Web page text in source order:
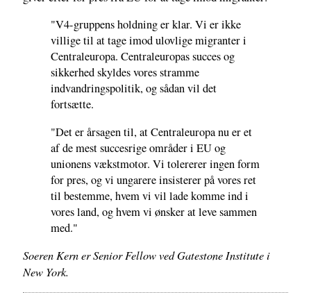
"V4-gruppens holdning er klar. Vi er ikke
villige til at tage imod ulovlige migranter i
Centraleuropa. Centraleuropas succes og
sikkerhed skyldes vores stramme
indvandringspolitik, og sådan vil det
fortsætte.
"Det er årsagen til, at Centraleuropa nu er et
af de mest succesrige områder i EU og
unionens vækstmotor. Vi tolererer ingen form
for pres, og vi ungarere insisterer på vores ret
til bestemme, hvem vi vil lade komme ind i
vores land, og hvem vi ønsker at leve sammen
med."
Soeren Kern er Senior Fellow ved Gatestone Institute i
New York.